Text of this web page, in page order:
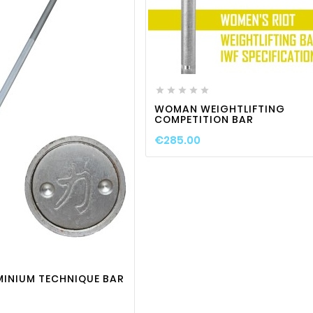
 visibility
TECHNIQUE BAR
favorite_border 
    
WOMAN WEIGHTLIFTING
COMPETITION BAR
€285.00